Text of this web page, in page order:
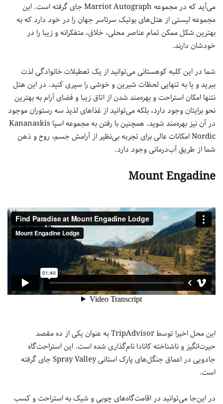
می‌آید که در مجموعه Marriot Autograph جای گرفته است. این
مجموعه لیستی از هتل‌های بوتیک سرتاسر جهان را در خود دارد که به
بهترین شکل ممکن تمام عناصر محلی، خلاق، متفکرانه و زیبا را در
خودشان دارند.
شما در این کلبه کوهستانی می‌توانید از یک تعطیلات خانوادگی لذت
ببرید و یا به تنهایی لحظات شیرین و خوشی را سپری کنید. در این هتل
نتنها امکان استراحت و بهره‌مند شدن از اتاق زیبا و فضای آرام به بهترین
نحو برایتان وجود دارد، بلکه می‌توانید از غذاهای لذیذ سه رستوران موجود
در آن نیز بهره‌مند شوید. همچنین با رفتن به مجموعه اسپا Kananaskis
Nordic امکانات عالی برای تجربه بی‌نظیر از آرامش جسم، روح و ذهن
شما از طریق آب‌درمانی وجود دارد.
Mount Engadine
این محل اخیرا توسط TripAdvisor به عنوان یکی از ده مقصد
حیرت‌انگیز و ناشناخته کانادا نام‌گذاری شده است. این استراحت‌گاه
جادویی در اعماق جنگل‌های پارک استانی Spray Valley جای گرفته
است.
در این‌جا می‌توانید در اقامت‌گاه‌های چوبی و شیک به استراحت و کسب